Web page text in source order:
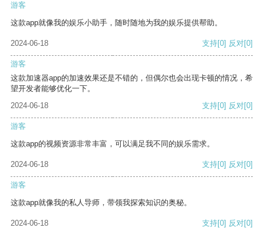
游客
这款app就像我的娱乐小助手，随时随地为我的娱乐提供帮助。
2024-06-18 支持[0] 反对[0]
游客
这款加速器app的加速效果还是不错的，但偶尔也会出现卡顿的情况，希
望开发者能够优化一下。
2024-06-18
支持[0] 反对[0]
游客
这款app的视频资源非常丰富，可以满足我不同的娱乐需求。
2024-06-18 支持[0] 反对[0]
游客
这款app就像我的私人导师，带领我探索知识的奥秘。
2024-06-18 支持[0] 反对[0]